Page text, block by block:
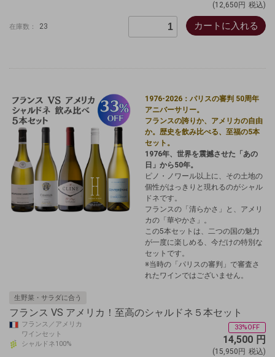
(12,650円 税込)
在庫数： 23 カートに入れる
1976-2026：パリスの審判 50周年
アニバーサリー。
フランスの誇りか、アメリカの自由
か。歴史を飲み比べる、至福の5本
セット。
1976年、世界を震撼させた「あの
日」から50年。
ピノ・ノワール以上に、その土地の
個性がはっきりと現れるのがシャル
ドネです。
フランスの「清らかさ」と、アメリ
カの「華やかさ」。
この5本セットは、二つの国の魅力
が一度に楽しめる、今だけの特別な
セットです。
※当時の「パリスの審判」で審査さ
れたワインではございません。
生野菜・サラダに合う
フランス VS アメリカ！至高のシャルドネ５本セット
フランス／アメリカ
ワインセット
シャルドネ100%
33%OFF
14,500 円
(15,950円 税込)